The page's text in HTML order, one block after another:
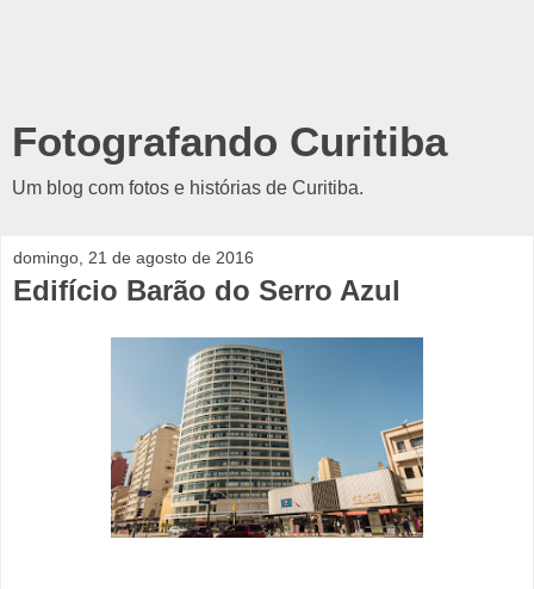
Fotografando Curitiba
Um blog com fotos e histórias de Curitiba.
domingo, 21 de agosto de 2016
Edifício Barão do Serro Azul